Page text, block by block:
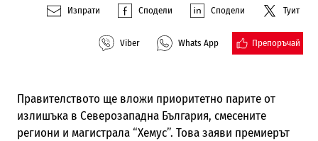
Изпрати Сподели Сподели Туит
Viber Whats App Препоръчай
Правителството ще вложи приоритетно парите от
излишъка в Северозападна България, смесените
региони и магистрала “Хемус”. Това заяви премиерът